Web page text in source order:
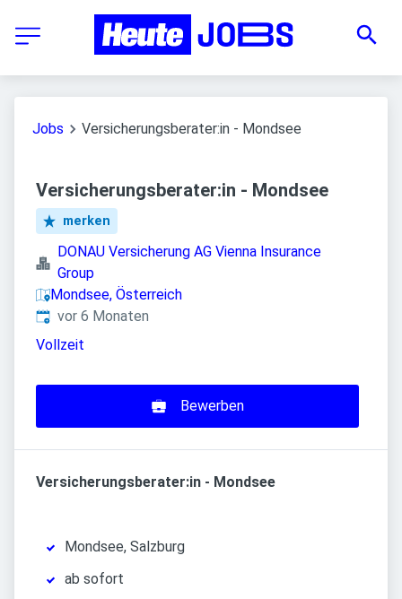
Jobs Versicherungsberater:in - Mondsee
Versicherungsberater:in - Mondsee
merken
DONAU Versicherung AG Vienna Insurance
Group
Mondsee, Österreich
Veröffentlicht:
vor 6 Monaten
Vollzeit
Bewerben
Versicherungsberater:in - Mondsee
Mondsee, Salzburg
ab sofort